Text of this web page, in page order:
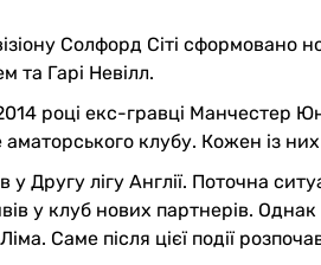
Солфорд Сіті сформовано
та Гарі Невілл.
році екс-гравці Манчестер
клубу. Кожен із
лігу Англії. Поточна
у клуб нових партнерів.
Саме після цієї події